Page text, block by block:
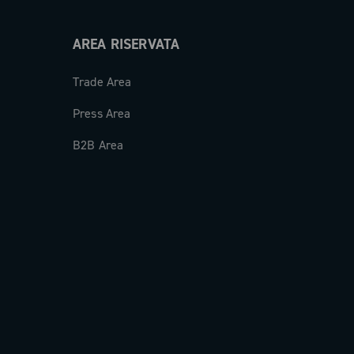
AREA RISERVATA
Trade Area
Press Area
B2B Area